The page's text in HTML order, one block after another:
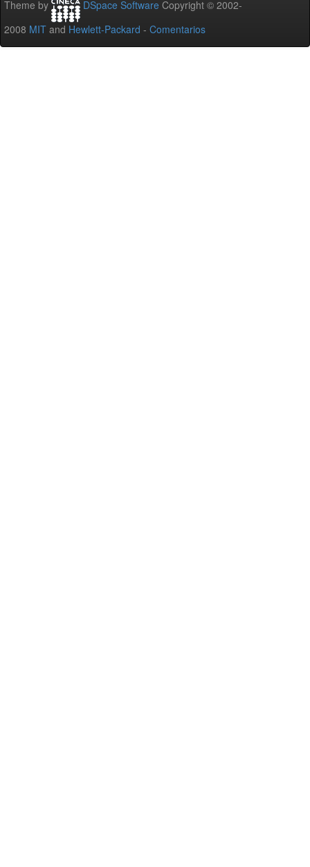
Theme by DSpace Software Copyright © 2002-
2008 MIT and Hewlett-Packard - Comentarios